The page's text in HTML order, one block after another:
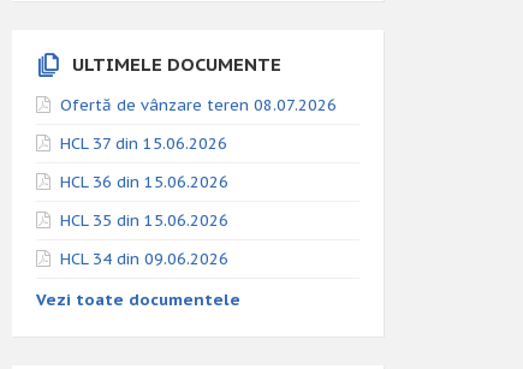
ULTIMELE DOCUMENTE
Ofertă de vânzare teren 08.07.2026
HCL 37 din 15.06.2026
HCL 36 din 15.06.2026
HCL 35 din 15.06.2026
HCL 34 din 09.06.2026
Vezi toate documentele